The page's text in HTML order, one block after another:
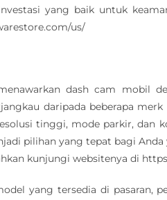
yang baik untuk
us/
dash cam mobil
daripada beberapa
tinggi, mode parkir, dan
pilihan yang tepat bagi
kunjungi websitenya di
yang tersedia di pasaran,